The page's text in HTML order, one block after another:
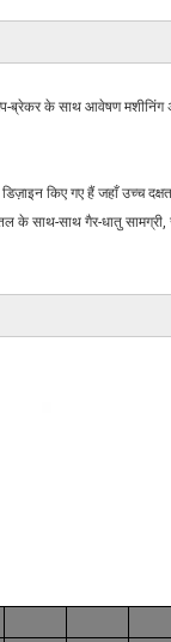
ब्रेकर के साथ आवेषण
किए गए हैं जहाँ उच्च
के साथ-साथ गैर-धातु